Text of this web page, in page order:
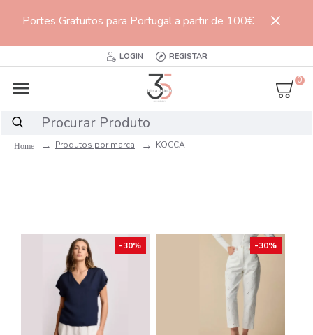
Portes Gratuitos para Portugal a partir de 100€
LOGIN REGISTAR
0
Produtos por marca KOCCA
-30% -30%